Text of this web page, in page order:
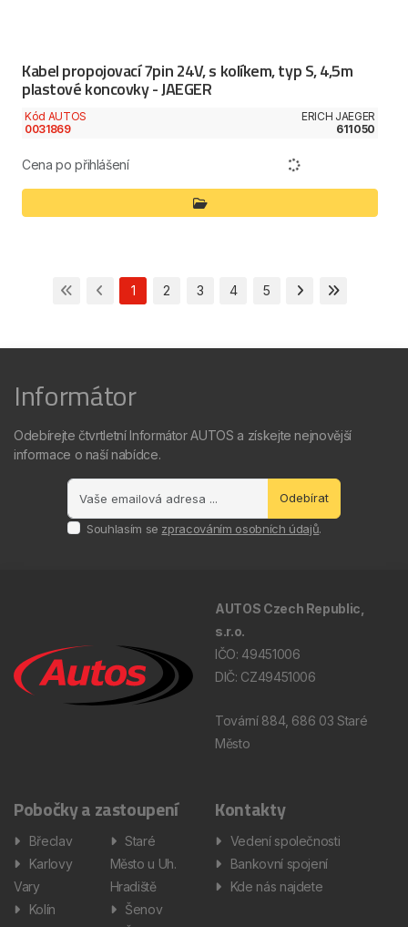
Kabel propojovací 7pin 24V, s kolíkem, typ S, 4,5m
plastové koncovky - JAEGER
Kód AUTOS
0031869
ERICH JAEGER
611050
Cena po přihlášení
1 2 3 4 5
Informátor
Odebírejte čtvrtletní Informátor AUTOS a získejte nejnovější
informace o naší nabídce.
Odebírat
Souhlasím se zpracováním osobních údajů.
AUTOS Czech Republic,
s.r.o.
IČO: 49451006
DIČ: CZ49451006
Tovární 884, 686 03 Staré
Město
Pobočky a zastoupení
Břeclav
Karlovy
Vary
Kolín
Staré
Město u Uh.
Hradiště
Šenov
Kontakty
Vedení společnosti
Bankovní spojení
Kde nás najdete